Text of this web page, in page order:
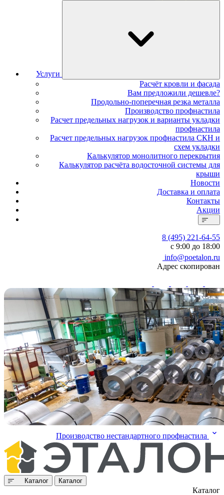
Услуги
Расчёт кровли и фасада
Вам предложили дешевле?
Продольно-поперечная резка металла
Производство профнастила
Расчет предельных нагрузок и варианты укладки
профнастила
Расчет предельных нагрузок профнастила СКН и
схем укладки
Калькулятор монолитного перекрытия
Калькулятор расчёта водосточной системы для
крыши
Новости
Доставка и оплата
Контакты
Акции
8 (495) 221-64-55
с 9:00 до 18:00
info@poetalon.ru
Адрес скопирован
Производство нестандартного профнастила
Каталог Каталог
Каталог